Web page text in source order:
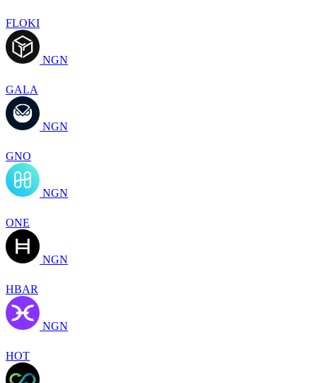
FLOKI
NGN
GALA
NGN
GNO
NGN
ONE
NGN
HBAR
NGN
HOT